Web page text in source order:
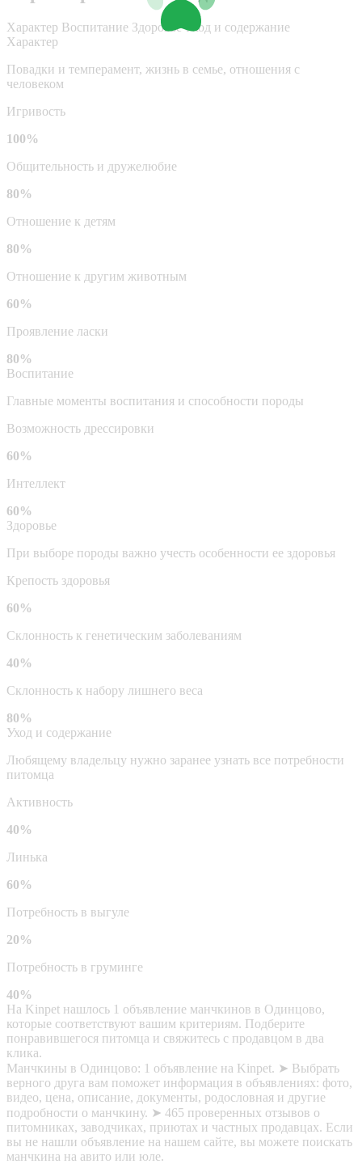
Характер Воспитание Здоровье Уход и содержание
Характер
Повадки и темперамент, жизнь в семье, отношения с
человеком
Игривость
100%
Общительность и дружелюбие
80%
Отношение к детям
80%
Отношение к другим животным
60%
Проявление ласки
80%
Воспитание
Главные моменты воспитания и способности породы
Возможность дрессировки
60%
Интеллект
60%
Здоровье
При выборе породы важно учесть особенности ее здоровья
Крепость здоровья
60%
Склонность к генетическим заболеваниям
40%
Склонность к набору лишнего веса
80%
Уход и содержание
Любящему владельцу нужно заранее узнать все потребности
питомца
Активность
40%
Линька
60%
Потребность в выгуле
20%
Потребность в груминге
40%
На Kinpet нашлось 1 объявление манчкинов в Одинцово,
которые соответствуют вашим критериям. Подберите
понравившегося питомца и свяжитесь с продавцом в два
клика.
Манчкины в Одинцово: 1 объявление на Kinpet. ➤ Выбрать
верного друга вам поможет информация в объявлениях: фото,
видео, цена, описание, документы, родословная и другие
подробности о манчкину. ➤ 465 проверенных отзывов о
питомниках, заводчиках, приютах и частных продавцах. Если
вы не нашли объявление на нашем сайте, вы можете поискать
манчкина на авито или юле.